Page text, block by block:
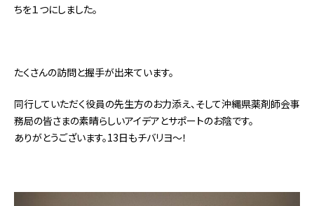
ちを１つにしました。
たくさんの訪問と握手が出来ています。
同行していただく役員の先生方のお力添え、そして沖縄県薬剤師会事
務局の皆さまの素晴らしいアイデアとサポートのお陰です。
ありがとうございます。13日もチバリヨ～！